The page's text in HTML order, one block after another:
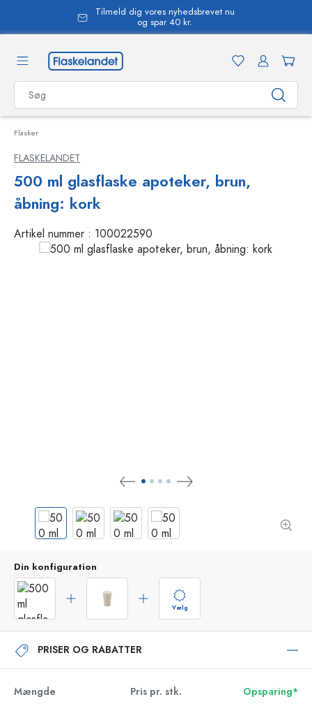
Tilmeld dig vores nyhedsbrevet nu
og spar 40 kr.
Flasker
FLASKELANDET
500 ml glasflaske apoteker, brun,
åbning: kork
Artikel nummer : 100022590
Din konfiguration
Vælg
PRISER OG RABATTER
Mængde Pris pr. stk.
Opsparing*